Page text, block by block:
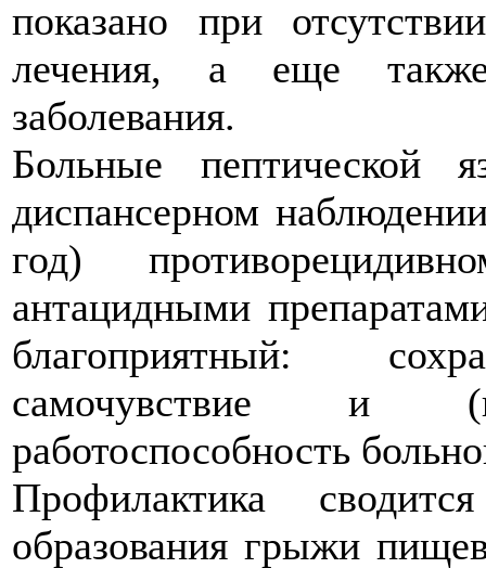
показано при
лечения, а еще
заболевания.
Больные пептической
диспансерном
год)
антацидными
благоприятный:
самочувствие и
работоспособность
Профилактика
образования грыжи